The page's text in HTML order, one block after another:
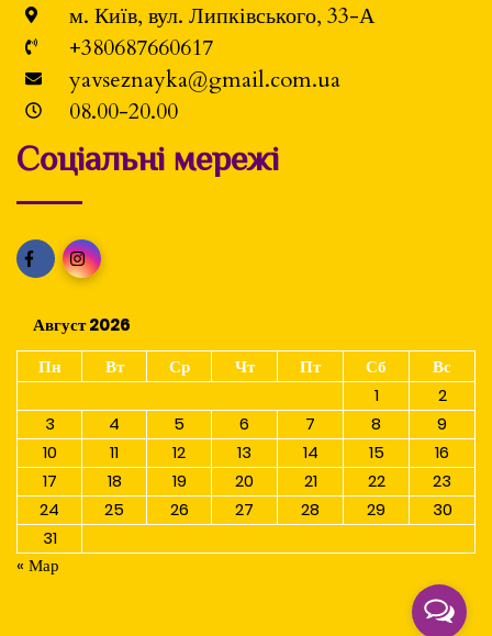
м. Київ, вул. Липківського, 33-А
+380687660617
yavseznayka@gmail.com.ua
08.00-20.00
Соціальні мережі
Август 2026
Пн
Вт Ср Чт Пт Сб
Вс
1
2
3
4 5 6 7 8
9
10
11 12 13 14 15
16
17
18 19 20 21 22
23
24
25 26 27 28 29
30
31
« Мар